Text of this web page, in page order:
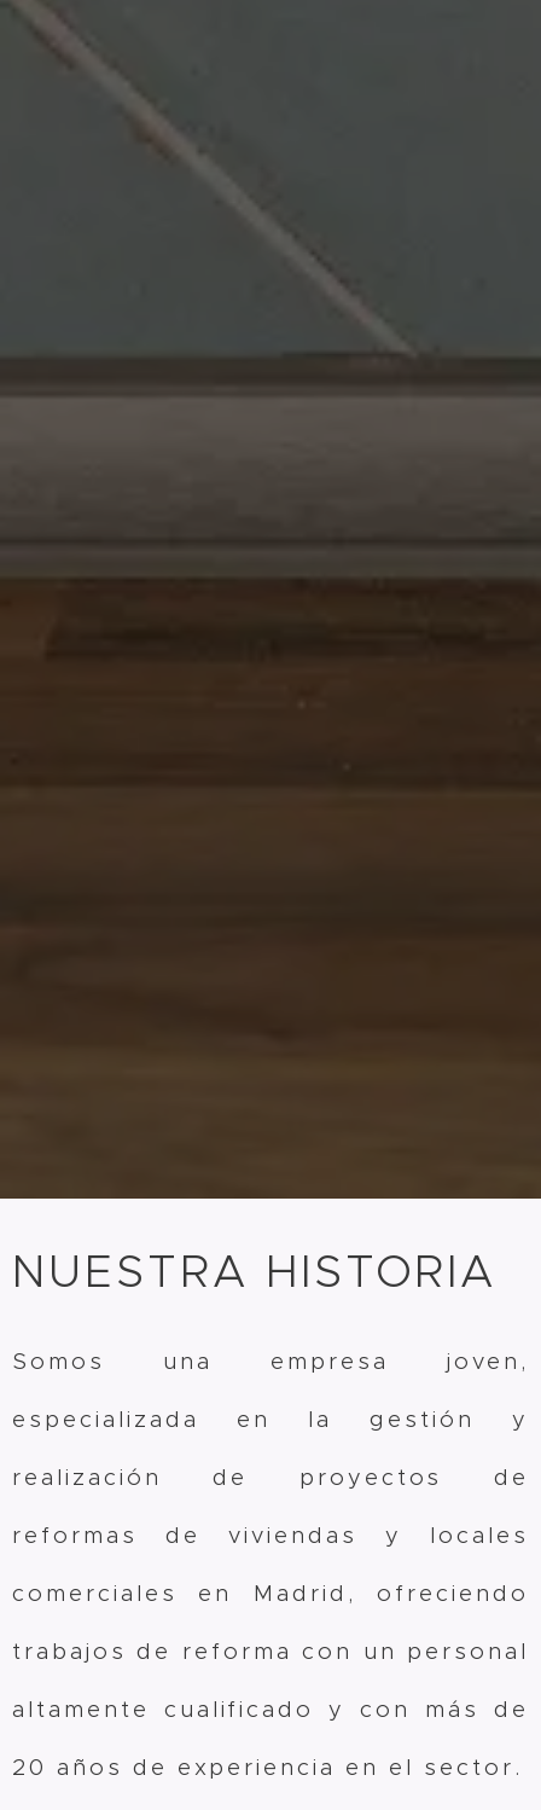
NUESTRA HISTORIA
Somos una empresa joven,
especializada en la gestión y
realización de proyectos de
reformas de viviendas y locales
comerciales en Madrid, ofreciendo
trabajos de reforma con un personal
altamente cualificado y con más de
20 años de experiencia en el sector.